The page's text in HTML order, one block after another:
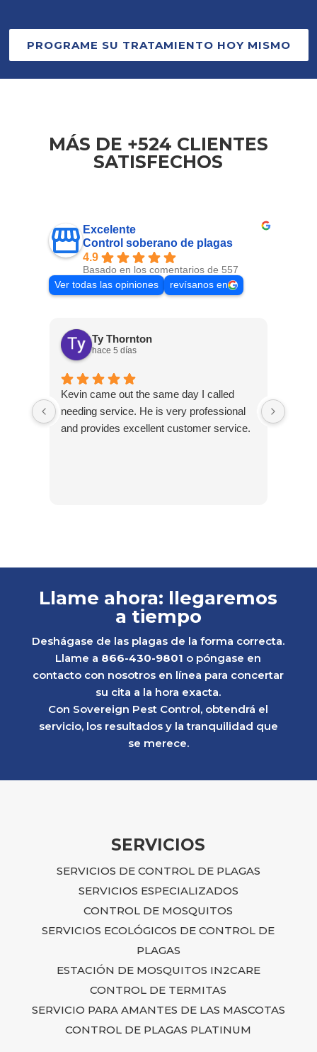
PROGRAME SU TRATAMIENTO HOY MISMO
MÁS DE +524 CLIENTES
SATISFECHOS
Excelente
Control soberano de plagas
4.9
Basado en los comentarios de 557
Ver todas las opiniones
revísanos en
Ty Thornton
hace 5 días
Kevin came out the same day I called
needing service. He is very professional
and provides excellent customer service.
Llame ahora: llegaremos
a tiempo
Deshágase de las plagas de la forma correcta.
Llame a 866-430-9801 o póngase en
contacto con nosotros en línea para concertar
su cita a la hora exacta.
Con Sovereign Pest Control, obtendrá el
servicio, los resultados y la tranquilidad que
se merece.
SERVICIOS
SERVICIOS DE CONTROL DE PLAGAS
SERVICIOS ESPECIALIZADOS
CONTROL DE MOSQUITOS
SERVICIOS ECOLÓGICOS DE CONTROL DE
PLAGAS
ESTACIÓN DE MOSQUITOS IN2CARE
CONTROL DE TERMITAS
SERVICIO PARA AMANTES DE LAS MASCOTAS
CONTROL DE PLAGAS PLATINUM